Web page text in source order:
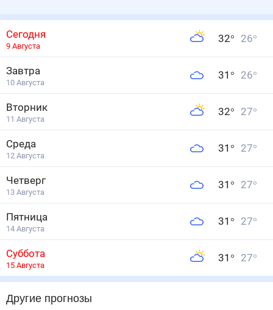
Сегодня
9 Августа
32° 26°
Завтра
10 Августа
31 ° 26°
Вторник
11 Августа
32° 27°
Среда
12 Августа
31 ° 27°
Четверг
13 Августа
31 ° 27°
Пятница
14 Августа
31 ° 27°
Суббота
15 Августа
31 ° 27°
Другие прогнозы